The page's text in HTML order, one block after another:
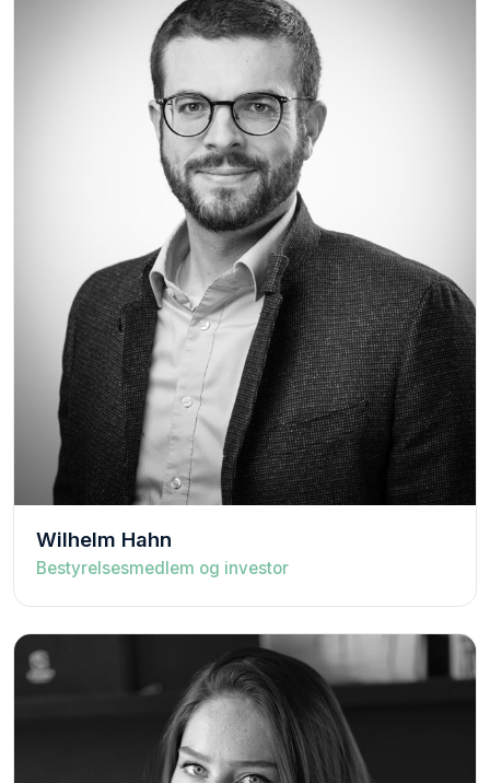
Wilhelm Hahn
Bestyrelsesmedlem og investor